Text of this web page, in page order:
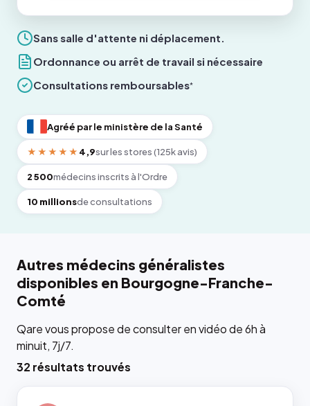
Sans salle d'attente ni déplacement.
Ordonnance ou arrêt de travail si nécessaire
Consultations remboursables*
Agréé par le ministère de la Santé
★★★★★ 4,9sur les stores (125k avis)
2 500médecins inscrits à l'Ordre
10 millionsde consultations
Autres médecins généralistes
disponibles en Bourgogne-Franche-
Comté
Qare vous propose de consulter en vidéo de 6h à
minuit, 7j/7.
32 résultats trouvés